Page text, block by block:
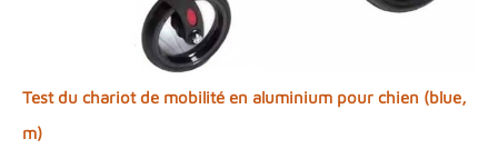
Test du chariot de mobilité en aluminium pour chien (blue,
m)